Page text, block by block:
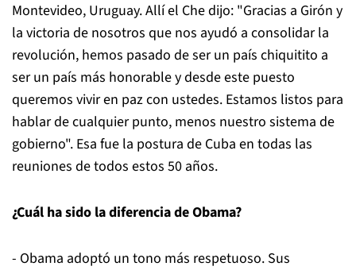
Montevideo, Uruguay. Allí el Che dijo: "Gracias a Girón y
la victoria de nosotros que nos ayudó a consolidar la
revolución, hemos pasado de ser un país chiquitito a
ser un país más honorable y desde este puesto
queremos vivir en paz con ustedes. Estamos listos para
hablar de cualquier punto, menos nuestro sistema de
gobierno". Esa fue la postura de Cuba en todas las
reuniones de todos estos 50 años.
¿Cuál ha sido la diferencia de Obama?
- Obama adoptó un tono más respetuoso. Sus